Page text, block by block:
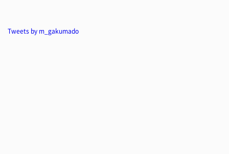
Tweets by m_gakumado